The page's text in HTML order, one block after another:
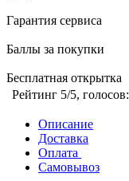
Гарантия сервиса
Баллы за покупки
Бесплатная открытка
Рейтинг 5/5, голосов:
Описание
Доставка
Оплата
Самовывоз